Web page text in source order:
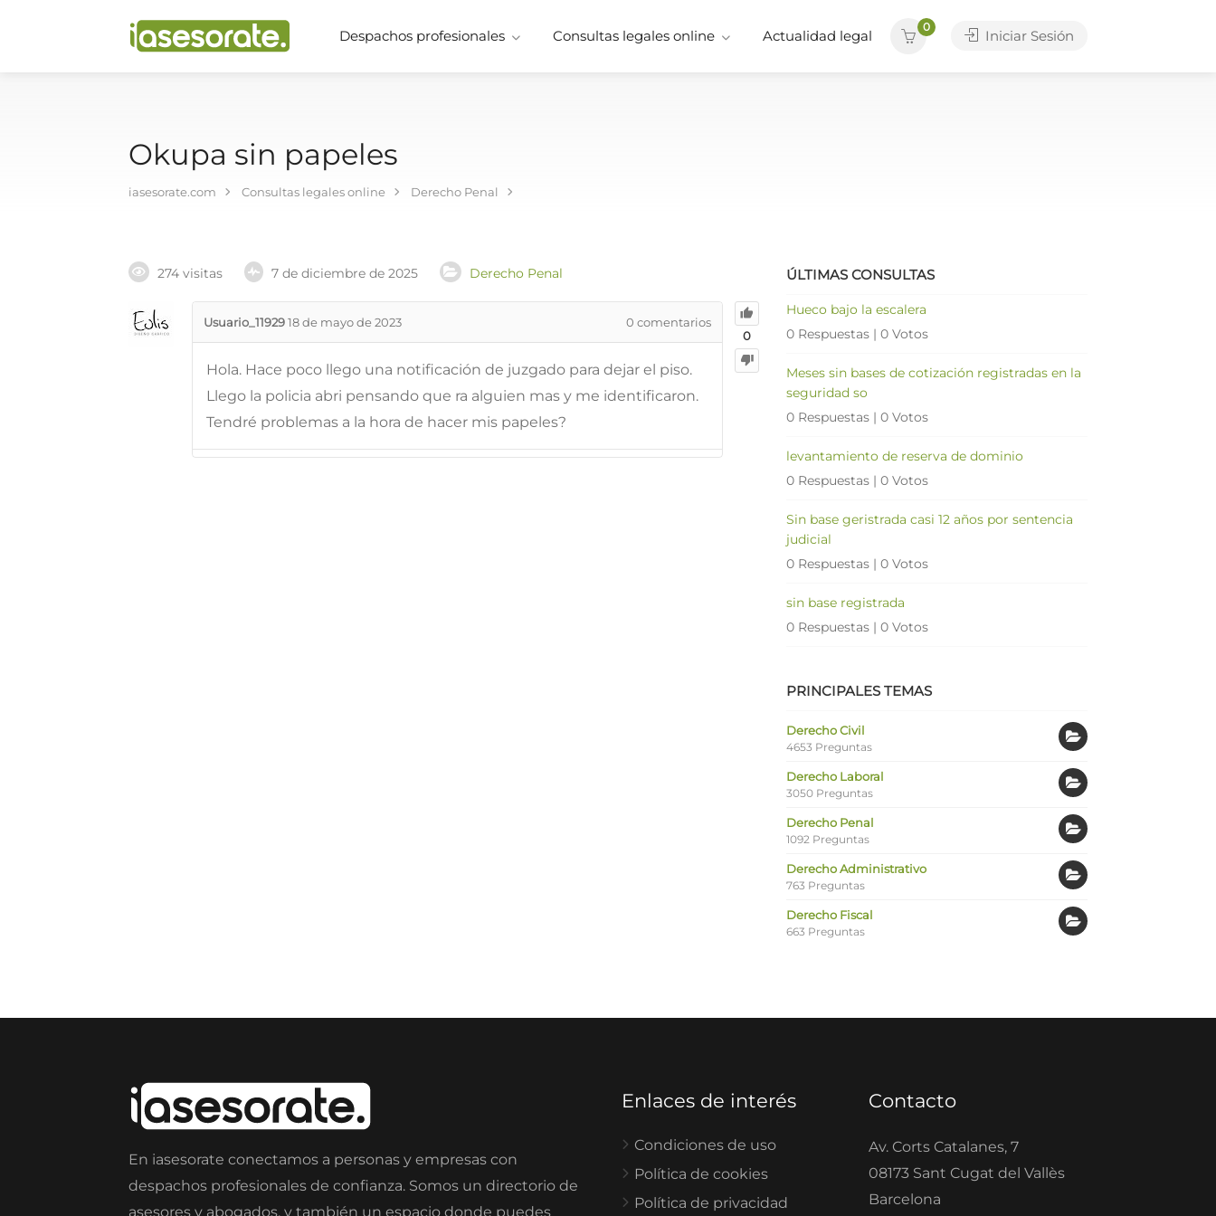
Despachos profesionales Consultas legales online Actualidad legal
0
Iniciar Sesión
Okupa sin papeles
iasesorate.com Consultas legales online Derecho Penal
274 visitas 7 de diciembre de 2025 Derecho Penal
0
Usuario_1192918 de mayo de 2023 0 comentarios
Hola. Hace poco llego una notificación de juzgado para dejar el piso.
Llego la policia abri pensando que ra alguien mas y me identificaron.
Tendré problemas a la hora de hacer mis papeles?
ÚLTIMAS CONSULTAS
Hueco bajo la escalera
0 Respuestas | 0 Votos
Meses sin bases de cotización registradas en la
seguridad so
0 Respuestas | 0 Votos
levantamiento de reserva de dominio
0 Respuestas | 0 Votos
Sin base geristrada casi 12 años por sentencia
judicial
0 Respuestas | 0 Votos
sin base registrada
0 Respuestas | 0 Votos
PRINCIPALES TEMAS
Derecho Civil
4653 Preguntas
Derecho Laboral
3050 Preguntas
Derecho Penal
1092 Preguntas
Derecho Administrativo
763 Preguntas
Derecho Fiscal
663 Preguntas
En iasesorate conectamos a personas y empresas con
despachos profesionales de confianza. Somos un directorio de
asesores y abogados, y también un espacio donde puedes
Enlaces de interés
Condiciones de uso
Política de cookies
Política de privacidad
Contacto
Av. Corts Catalanes, 7
08173 Sant Cugat del Vallès
Barcelona